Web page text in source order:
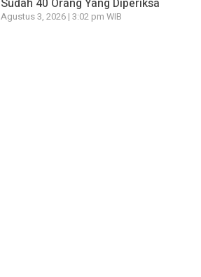
Sudah 40 Orang Yang Diperiksa
Agustus 3, 2026 | 3:02 pm WIB